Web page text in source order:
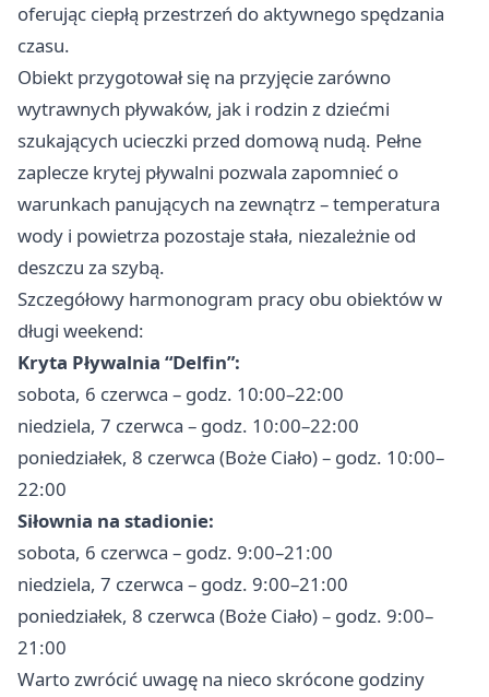
oferując ciepłą przestrzeń do aktywnego spędzania
czasu.
Obiekt przygotował się na przyjęcie zarówno
wytrawnych pływaków, jak i rodzin z dziećmi
szukających ucieczki przed domową nudą. Pełne
zaplecze krytej pływalni pozwala zapomnieć o
warunkach panujących na zewnątrz – temperatura
wody i powietrza pozostaje stała, niezależnie od
deszczu za szybą.
Szczegółowy harmonogram pracy obu obiektów w
długi weekend:
Kryta Pływalnia “Delfin”:
sobota, 6 czerwca – godz. 10:00–22:00
niedziela, 7 czerwca – godz. 10:00–22:00
poniedziałek, 8 czerwca (Boże Ciało) – godz. 10:00–
22:00
Siłownia na stadionie:
sobota, 6 czerwca – godz. 9:00–21:00
niedziela, 7 czerwca – godz. 9:00–21:00
poniedziałek, 8 czerwca (Boże Ciało) – godz. 9:00–
21:00
Warto zwrócić uwagę na nieco skrócone godziny